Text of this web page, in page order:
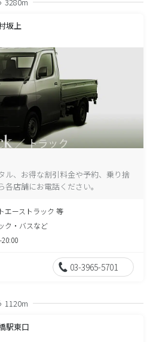
坂上
ル、お得な割引料金や予約、乗り捨
店舗にお電話ください。
エーストラック 等
ク・バスなど
20:00
03-3965-5701
1120m
駅東口